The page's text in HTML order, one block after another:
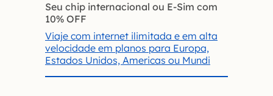
Seu chip internacional ou E-Sim com
10% OFF
Viaje com internet ilimitada e em alta
velocidade em planos para Europa,
Estados Unidos, Americas ou Mundi